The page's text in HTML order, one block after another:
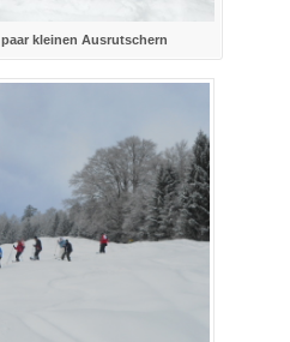
kleinen Ausrutschern